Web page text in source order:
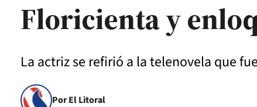
Floricienta y
La actriz se refirió a la telenovela que
Por El Litoral